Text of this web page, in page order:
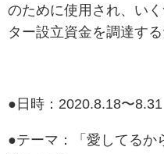
のために使用され、い
ター設立資金を調達す
●日時：2020.8.18〜8.31
●テーマ：「愛してるか